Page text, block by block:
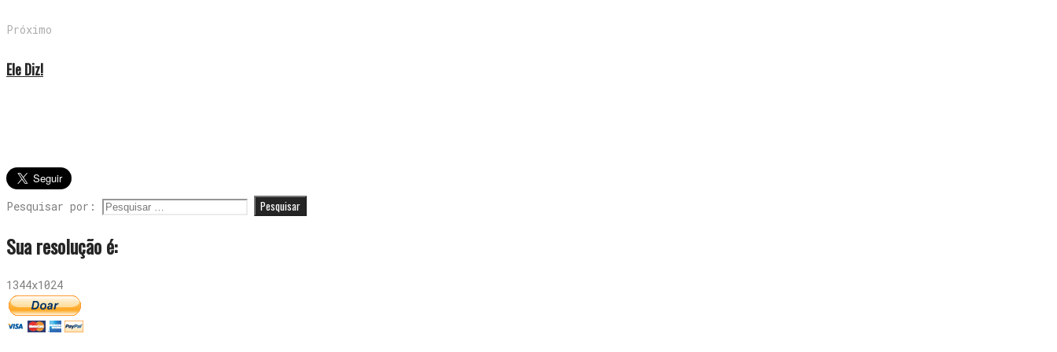
Próximo
Ele Diz!
Pesquisar por:
Sua resolução é:
1344x1024